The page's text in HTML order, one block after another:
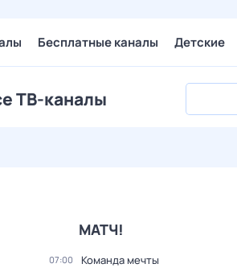
Бесплатные каналы Детские
ТВ-каналы
МАТЧ!
07:00 Команда мечты